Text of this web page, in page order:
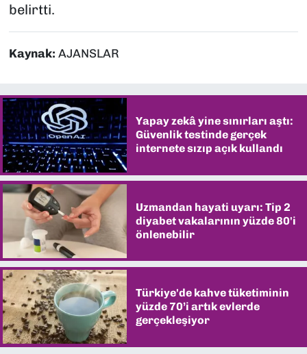
belirtti.
Kaynak: AJANSLAR
Yapay zekâ yine sınırları aştı:
Güvenlik testinde gerçek
internete sızıp açık kullandı
Uzmandan hayati uyarı: Tip 2
diyabet vakalarının yüzde 80'i
önlenebilir
Türkiye'de kahve tüketiminin
yüzde 70’i artık evlerde
gerçekleşiyor